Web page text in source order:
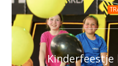
Kinderfeestje